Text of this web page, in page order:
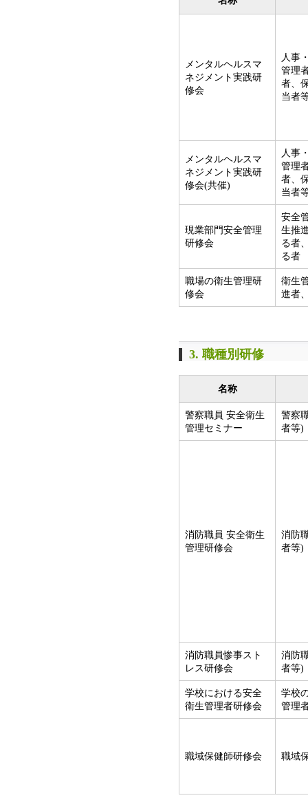
メンタルヘルスマ
ネジメント実践研
修会
人事
管理
者、
当者
メンタルヘルスマ
ネジメント実践研
修会(共催)
人事
管理
者、
当者
現業部門安全管理
研修会
安全
生推
る者
る者
職場の衛生管理研
修会
衛生
進者
3. 職種別研修
名称
警察職員 安全衛生
管理セミナー
警察
者等)
消防職員 安全衛生
管理研修会
消防
者等)
消防職員惨事スト
レス研修会
消防
者等)
学校における安全
衛生管理者研修会
学校
管理
職域保健師研修会 職域